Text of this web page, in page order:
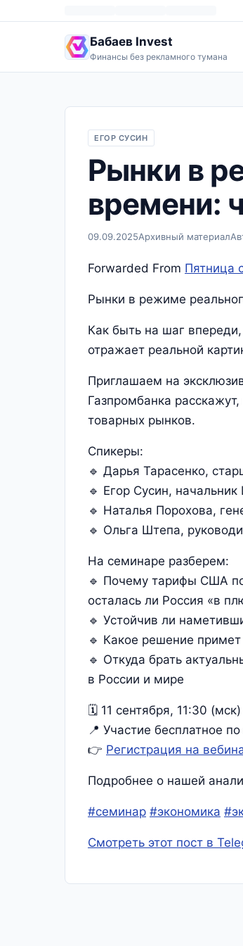
Бабаев Invest
Финансы без рекламного тумана
ЕГОР СУСИН
Рынки в
времени:
09.09.2025Архивный материал
Forwarded From Пятница
Рынки в режиме
Как быть на шаг
отражает реальной
Приглашаем на
Газпромбанка
товарных рынков.
Спикеры:
🔹 Дарья Тарасенко,
🔹 Егор Сусин,
🔹 Наталья Порохова,
🔹 Ольга Штепа,
На семинаре разберем:
🔹 Почему тарифы США
осталась ли Россия «в
🔹 Устойчив ли
🔹 Какое решение
🔹 Откуда брать
в России и мире
🗓 11 сентября, 11:30 (мск)
📍 Участие бесплатное
👉 Регистрация на
Подробнее о нашей
#семинар #экономика
Смотреть этот пост в